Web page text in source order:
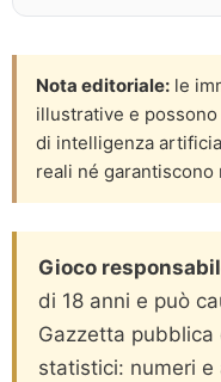
Nota editoriale: le
illustrative e
di intelligenza
reali né
Gioco
di 18 anni e può
Gazzetta
statistici: numeri e